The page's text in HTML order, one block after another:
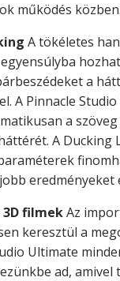
működés közben.
A tökéletes
a
A Pinnacle
a
A Ducking
eredményeket
filmekAz
keresztül a
Ultimate
ad, amivel